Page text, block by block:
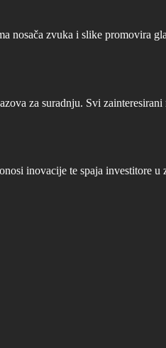
nosača zvuka i slike promovira
za suradnju. Svi
inovacije te spaja investitore